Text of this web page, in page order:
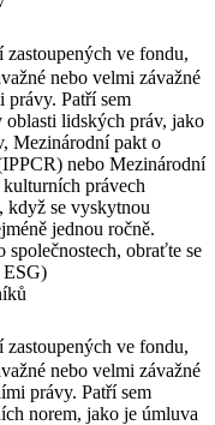
zastoupených ve fondu,
nebo velmi závažné
právy. Patří sem
oblasti lidských práv, jako
Mezinárodní pakt o
nebo Mezinárodní
právech
když se vyskytnou
jednou ročně.
společnostech, obraťte se
ESG)
zastoupených ve fondu,
nebo velmi závažné
právy. Patří sem
norem, jako je úmluva